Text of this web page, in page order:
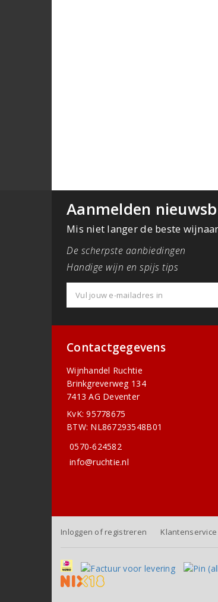
Aanmelden
Mis niet langer de beste
De scherpste aanbiedingen
Handige wijn en spijs tips
Contactgegevens
Wijnhandel Ruchtie
Brinkgreverweg 134
7413 AG Deventer
KvK: 95778675
BTW: NL867293548B01
0570-624582
info@ruchtie.nl
Inloggen of registreren Klantenservice